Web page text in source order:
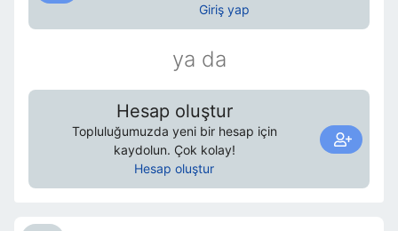
Giriş yap
ya da
Hesap oluştur
Topluluğumuzda yeni bir hesap için
kaydolun. Çok kolay!
Hesap oluştur